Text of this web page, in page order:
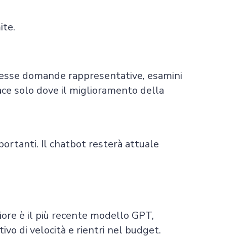
domande rappresentative, esamini
solo dove il miglioramento della
Il chatbot resterà attuale
è il più recente modello GPT,
di velocità e rientri nel budget.